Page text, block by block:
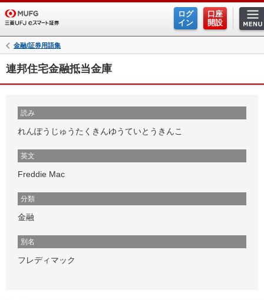
ログ
イン
口座
開設
金融/証券用語集
連邦住宅金融抵当金庫
読み
れんぽうじゅうたくきんゆうていとうきんこ
英文
Freddie Mac
分類
金融
別名
フレディマック